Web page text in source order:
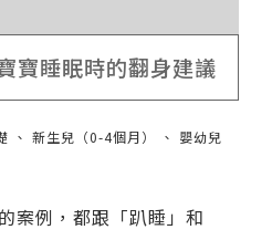
寶睡眠時的翻身建議
新生兒（0-4個月）
嬰幼兒
案例，都跟「趴睡」和